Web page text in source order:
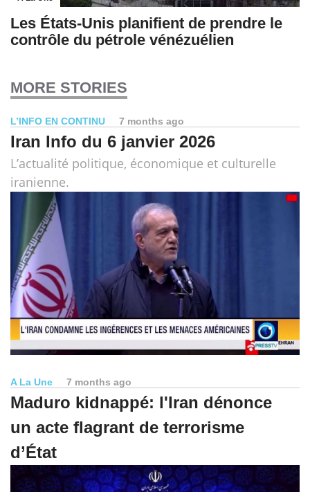
Les États-Unis planifient de prendre le
contrôle du pétrole vénézuélien
MORE STORIES
L’INFO EN CONTINU 7 months ago
Iran Info du 6 janvier 2026
L’actualité politique, économique et culturelle
iranienne.
A La Une 7 months ago
Maduro kidnappé: l'Iran dénonce
un acte flagrant de terrorisme
d’État